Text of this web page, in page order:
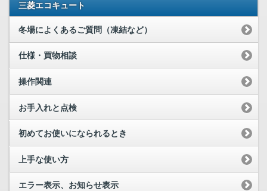
三菱エコキュート
冬場によくあるご質問（凍結など）
仕様・買物相談
操作関連
お手入れと点検
初めてお使いになられるとき
上手な使い方
エラー表示、お知らせ表示